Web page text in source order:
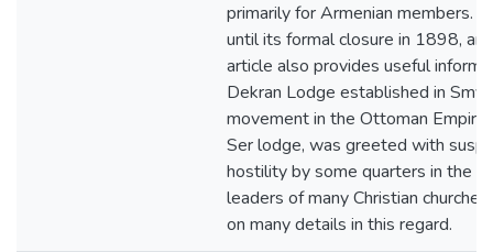
primarily for Armenian members.
until its formal closure in 1898,
article also provides useful
Dekran Lodge established in
movement in the Ottoman
Ser lodge, was greeted with
hostility by some quarters in the
leaders of many Christian
on many details in this regard.